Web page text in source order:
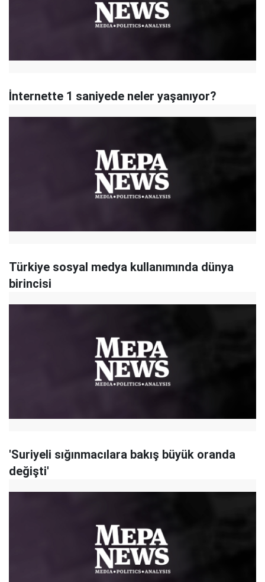
İnternette 1 saniyede neler yaşanıyor?
Türkiye sosyal medya kullanımında dünya
birincisi
'Suriyeli sığınmacılara bakış büyük oranda
değişti'